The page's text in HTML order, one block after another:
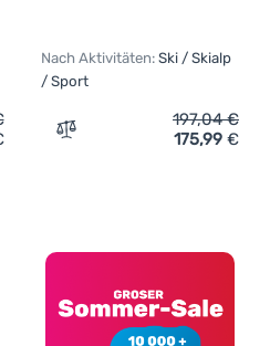
Skihose Karpos Cevedale Evo W
Nach Aktivitäten: Ski / Skialp
/ Sport
Zum Vergleich 'Damen-
197,04€
175,99 €